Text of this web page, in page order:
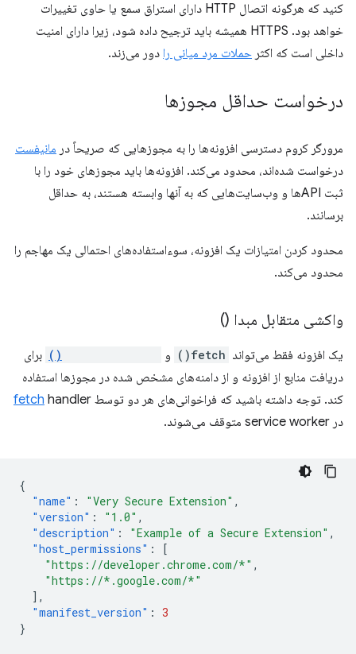
کنید که هرگونه اتصال HTTP دارای استراق سمع یا حاوی تغییرات
خواهد بود. HTTPS همیشه باید ترجیح داده شود، زیرا دارای امنیت
داخلی است که اکثر حملات مرد میانی را دور می‌زند.
درخواست حداقل مجوزها
مرورگر کروم دسترسی افزونه‌ها را به مجوزهایی که صریحاً در مانیفست
درخواست شده‌اند، محدود می‌کند. افزونه‌ها باید مجوزهای خود را با
ثبت APIها و وب‌سایت‌هایی که به آنها وابسته هستند، به حداقل
برسانند.
محدود کردن امتیازات یک افزونه، سوءاستفاده‌های احتمالی یک مهاجم را
محدود می‌کند.
واکشی متقابل مبدا ()
یک افزونه فقط می‌تواند fetch() و
برای
دریافت منابع از افزونه و از دامنه‌های مشخص شده در مجوزها استفاده
کند. توجه داشته باشید که فراخوانی‌های هر دو توسط
fetch handler
در service worker متوقف می‌شوند.
{
"name" : "Very Secure Extension" ,
"version" : "1.0" ,
"description" : "Example of a Secure Extension" ,
"host_permissions" :
[
"https://developer.chrome.com/*" ,
"https://*.google.com/*"
],
"manifest_version" : 3
}